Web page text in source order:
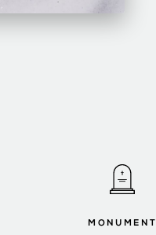
MONUMENT